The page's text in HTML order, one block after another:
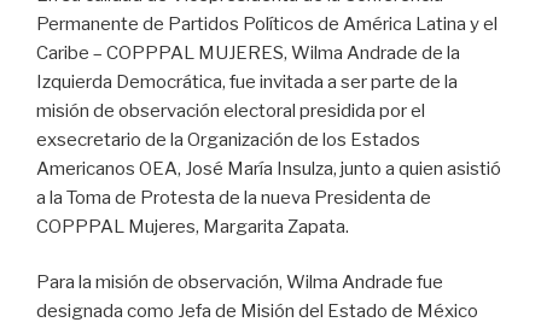
Permanente de Partidos Políticos de América Latina y el
Caribe – COPPPAL MUJERES, Wilma Andrade de la
Izquierda Democrática, fue invitada a ser parte de la
misión de observación electoral presidida por el
exsecretario de la Organización de los Estados
Americanos OEA, José María Insulza, junto a quien asistió
a la Toma de Protesta de la nueva Presidenta de
COPPPAL Mujeres, Margarita Zapata.
Para la misión de observación, Wilma Andrade fue
designada como Jefa de Misión del Estado de México